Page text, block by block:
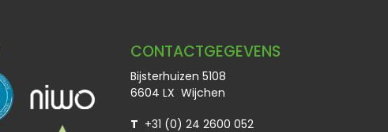
CONTACTGEGEVENS
Bijsterhuizen 5108
6604 LX Wijchen
T +31 (0) 24 2600 052